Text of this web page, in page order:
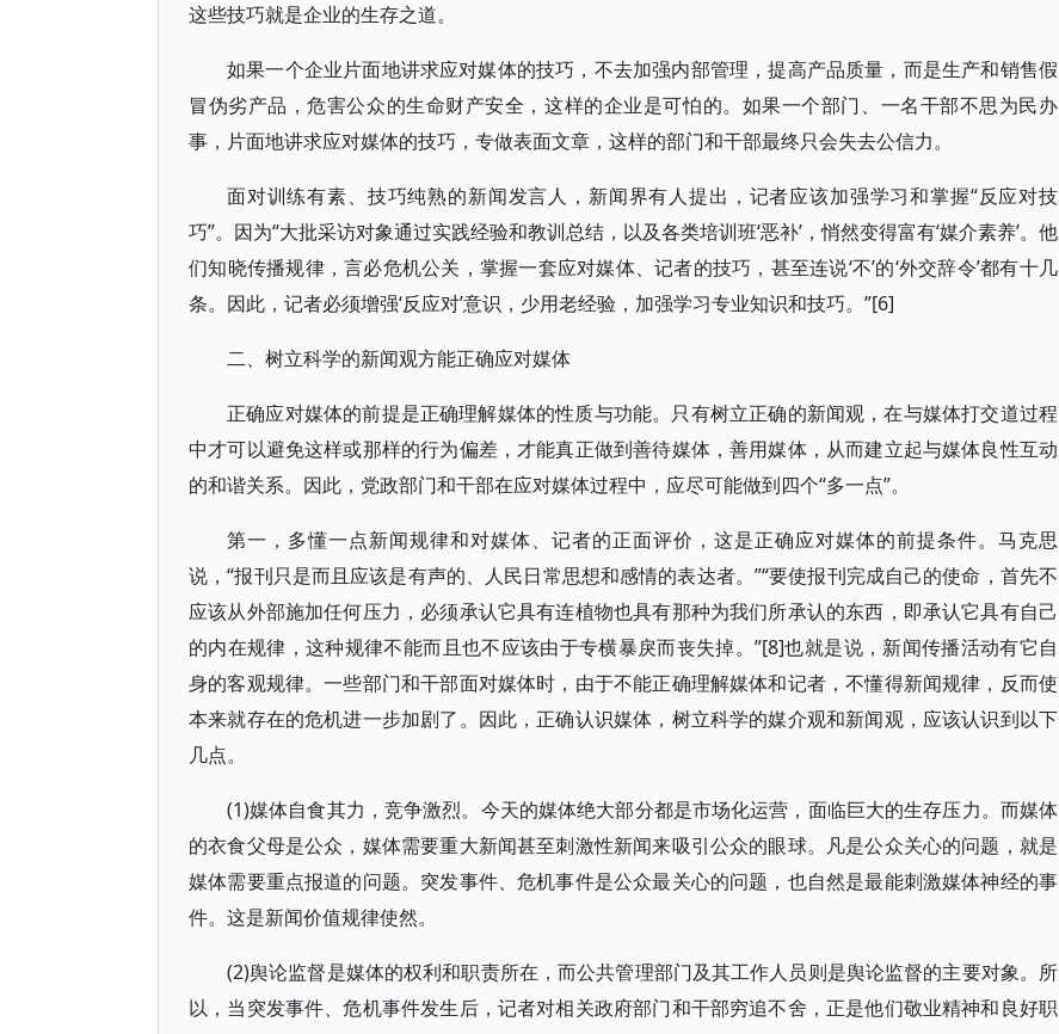
这些技巧就是企业的生存之道。
如果一个企业片面地讲求应对媒体的技巧，不去加强内部管理，提高产品质量，而是生产和销售假
冒伪劣产品，危害公众的生命财产安全，这样的企业是可怕的。如果一个部门、一名干部不思为民办
事，片面地讲求应对媒体的技巧，专做表面文章，这样的部门和干部最终只会失去公信力。
面对训练有素、技巧纯熟的新闻发言人，新闻界有人提出，记者应该加强学习和掌握“反应对技
巧”。因为“大批采访对象通过实践经验和教训总结，以及各类培训班‘恶补’，悄然变得富有‘媒介素养’。他
们知晓传播规律，言必危机公关，掌握一套应对媒体、记者的技巧，甚至连说‘不’的‘外交辞令’都有十几
条。因此，记者必须增强‘反应对’意识，少用老经验，加强学习专业知识和技巧。”[6]
二、树立科学的新闻观方能正确应对媒体
正确应对媒体的前提是正确理解媒体的性质与功能。只有树立正确的新闻观，在与媒体打交道过程
中才可以避免这样或那样的行为偏差，才能真正做到善待媒体，善用媒体，从而建立起与媒体良性互动
的和谐关系。因此，党政部门和干部在应对媒体过程中，应尽可能做到四个“多一点”。
第一，多懂一点新闻规律和对媒体、记者的正面评价，这是正确应对媒体的前提条件。马克思
说，“报刊只是而且应该是有声的、人民日常思想和感情的表达者。”“要使报刊完成自己的使命，首先不
应该从外部施加任何压力，必须承认它具有连植物也具有那种为我们所承认的东西，即承认它具有自己
的内在规律，这种规律不能而且也不应该由于专横暴戾而丧失掉。”[8]也就是说，新闻传播活动有它自
身的客观规律。一些部门和干部面对媒体时，由于不能正确理解媒体和记者，不懂得新闻规律，反而使
本来就存在的危机进一步加剧了。因此，正确认识媒体，树立科学的媒介观和新闻观，应该认识到以下
几点。
(1)媒体自食其力，竞争激烈。今天的媒体绝大部分都是市场化运营，面临巨大的生存压力。而媒体
的衣食父母是公众，媒体需要重大新闻甚至刺激性新闻来吸引公众的眼球。凡是公众关心的问题，就是
媒体需要重点报道的问题。突发事件、危机事件是公众最关心的问题，也自然是最能刺激媒体神经的事
件。这是新闻价值规律使然。
(2)舆论监督是媒体的权利和职责所在，而公共管理部门及其工作人员则是舆论监督的主要对象。所
以，当突发事件、危机事件发生后，记者对相关政府部门和干部穷追不舍，正是他们敬业精神和良好职